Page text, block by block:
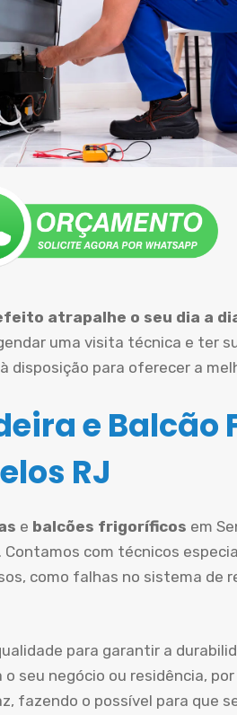
atrapalhe o seu dia a
uma visita técnica e ter
disposição para oferecer a
e Balcão
RJ
e balcões frigoríficos em
com técnicos
como falhas no sistema de
para garantir a
seu negócio ou residência,
fazendo o possível para que